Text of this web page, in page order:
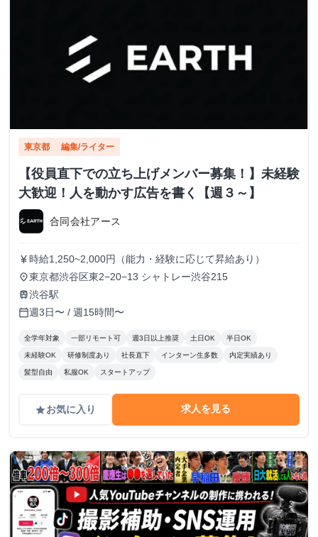
東京都 編集/ライター
【役員直下での立ち上げメンバー募集！】未経験
大歓迎！人を動かす広告を書く【週３～】
合同会社アース
currency_yen 時給1,250~2,000円（能力・経験に応じて昇給あり）
place東京都渋谷区東2−20−13 シャトレー渋谷215
train渋谷駅
calendar_today週3日〜 / 週15時間〜
全学年対象 一部リモート可 週3日以上推奨 土日OK 半日OK
未経験OK 研修制度あり 社長直下 インターン生多数 内定実績あり
髪型自由 私服OK スタートアップ
gradeお気に入り 求人を見る